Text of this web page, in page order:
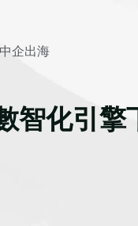
企出海
智化引擎